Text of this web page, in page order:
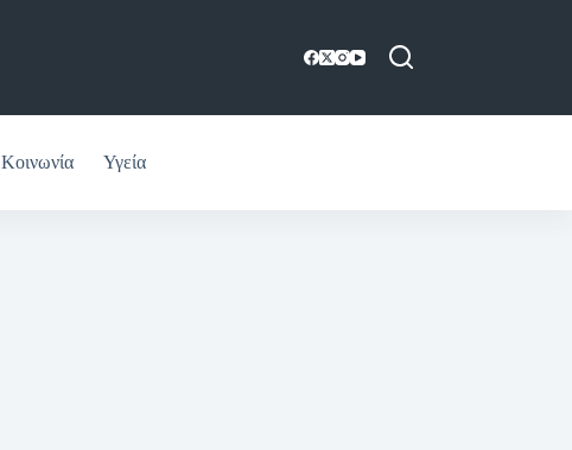
Κοινωνία Υγεία